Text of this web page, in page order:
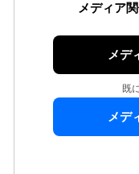
メディア
メデ
既
メデ